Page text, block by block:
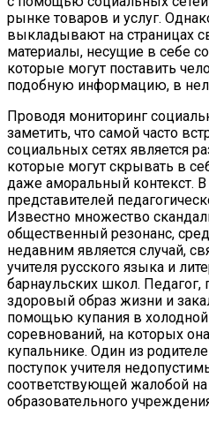
рынке товаров и услуг.
выкладывают на страницах
материалы, несущие в себе
которые могут поставить
подобную информацию, в
Проводя мониторинг
заметить, что самой часто
социальных сетях является
которые могут скрывать в
даже аморальный контекст. В
представителей
Известно множество
общественный резонанс,
недавним является случай,
учителя русского языка и
барнаульских школ.
здоровый образ жизни и
помощью купания в
соревнований, на которых
купальнике. Один из
поступок учителя
соответствующей жалобой на
образовательного